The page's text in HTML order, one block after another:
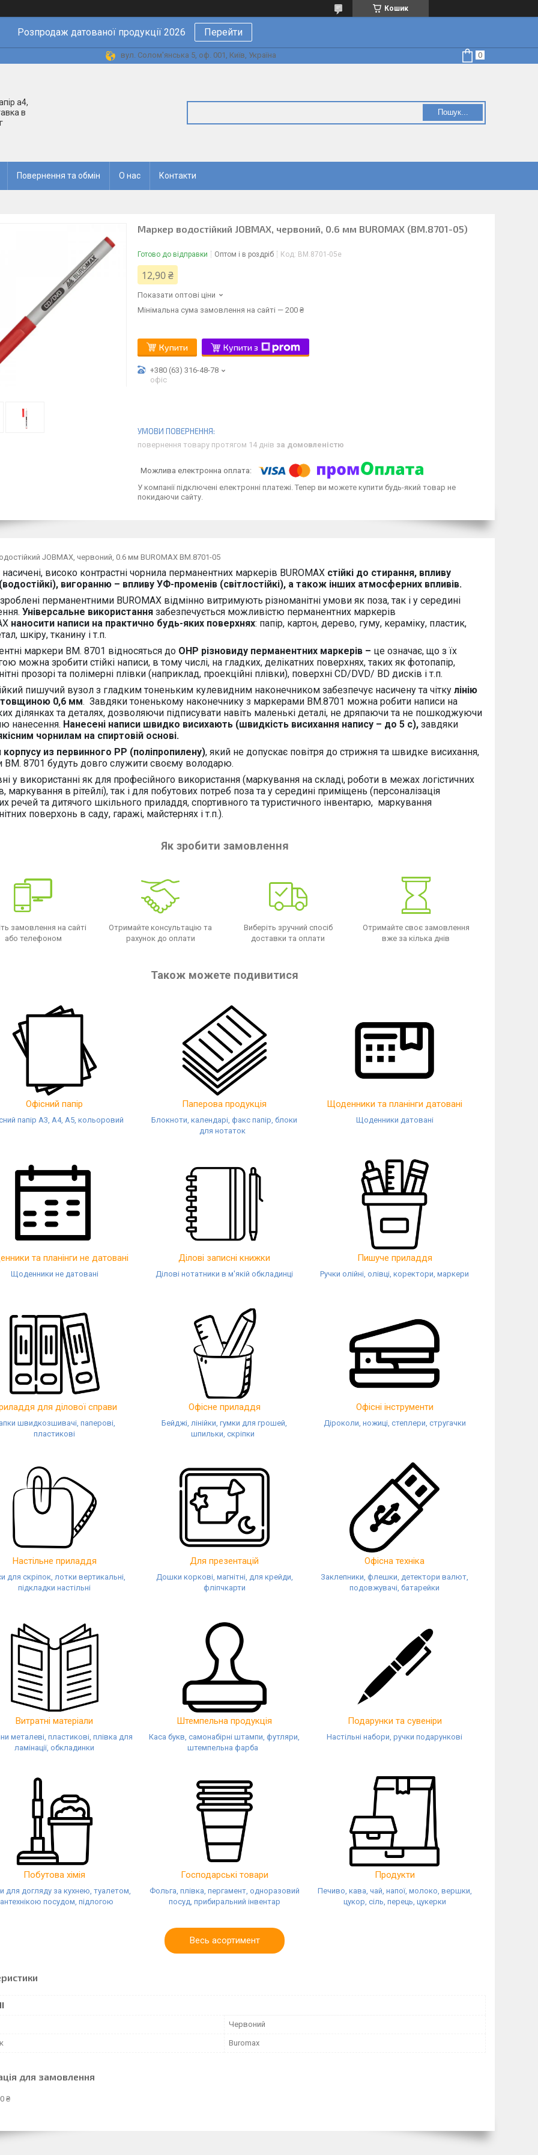
Кошик
Розпродаж датованої продукції 2026 Перейти
вул. Солом'янська 5, оф. 001, Київ, Україна
а4,
в
Пошук...
Повернення та обмін О нас Контакти
Маркер водостійкий JOBMAX, червоний, 0.6 мм BUROMAX (BM.8701-05)
Готово до відправки Оптом і в роздріб Код: BM.8701-05е
12,90 ₴
Показати оптові ціни
Мінімальна сума замовлення на сайті — 200 ₴
Купити Купити з
+380 (63) 316-48-78
офіс
повернення товару протягом 14 днів за домовленістю
У компанії підключені електронні платежі. Тепер ви можете купити будь-який товар не
покидаючи сайту.
JOBMAX, червоний, 0.6 мм BUROMAX BM.8701-05
насичені, високо контрастні чорнила перманентних маркерів BUROMAX стійкі до стирання, впливу
вигоранню – впливу УФ-променів (світлостійкі), а також інших атмосферних впливів.
перманентними BUROMAX відмінно витримують різноманітні умови як поза, так і у середині
Універсальне використання забезпечується можливістю перманентних маркерів
наносити написи на практично будь-яких поверхнях: папір, картон, дерево, гуму, кераміку, пластик,
шкіру, тканину і т.п.
маркери BM. 8701 відносяться до OHP різновиду перманентних маркерів – це означає, що з їх
можна зробити стійкі написи, в тому числі, на гладких, делікатних поверхнях, таких як фотопапір,
прозорі та полімерні плівки (наприклад, проекційні плівки), поверхні CD/DVD/ BD дисків і т.п.
пишучий вузол з гладким тоненьким кулевидним наконечником забезпечує насичену та чітку лінію
0,6 мм. Завдяки тоненькому наконечнику з маркерами BM.8701 можна робити написи на
ділянках та деталях, дозволяючи підписувати навіть маленькі деталі, не дряпаючи та не пошкоджуючи
нанесення. Нанесені написи швидко висихають (швидкість висихання напису – до 5 с), завдяки
чорнилам на спиртовій основі.
корпусу из первинного PP (поліпропилену), який не допускає повітря до стрижня та швидке висихання,
BM. 8701 будуть довго служити своєму володарю.
у використанні як для професійного використання (маркування на складі, роботи в межах логістичних
маркування в рітейлі), так і для побутових потреб поза та у середині приміщень (персоналізація
речей та дитячого шкільного приладдя, спортивного та туристичного інвентарю, маркування
поверхонь в саду, гаражі, майстернях і т.п.).
Як зробити замовлення
замовлення на сайті
або телефоном
Отримайте консультацію та
рахунок до оплати
Виберіть зручний спосіб
доставки та оплати
Отримайте своє замовлення
вже за кілька днів
Також можете подивитися
Офісний папір
папір А3, А4, А5, кольоровий
Паперова продукція
Блокноти, календарі, факс папір, блоки
для нотаток
Щоденники та планінги датовані
Щоденники датовані
та планінги не датовані
Щоденники не датовані
Ділові записні книжки
Ділові нотатники в м'якій обкладинці
Пишуче приладдя
Ручки олійні, олівці, коректори, маркери
для ділової справи
швидкозшивачі, паперові,
пластикові
Офісне приладдя
Бейджі, лінійки, гумки для грошей,
шпильки, скріпки
Офісні інструменти
Діроколи, ножиці, степлери, стругачки
Настільне приладдя
для скріпок, лотки вертикальні,
підкладки настільні
Для презентацій
Дошки коркові, магнітні, для крейди,
фліпчкарти
Офісна техніка
Заклепники, флешки, детектори валют,
подовжувачі, батарейки
Витратні матеріали
металеві, пластикові, плівка для
ламінації, обкладинки
Штемпельна продукція
Каса букв, самонабірні штампи, футляри,
штемпельна фарба
Подарунки та сувеніри
Настільні набори, ручки подарункові
Побутова хімія
для догляду за кухнею, туалетом,
посудом, підлогою
Господарські товари
Фольга, плівка, пергамент, одноразовий
посуд, прибиральний інвентар
Продукти
Печиво, кава, чай, напої, молоко, вершки,
цукор, сіль, перець, цукерки
Весь асортимент
Червоний
Buromax
для замовлення
₴